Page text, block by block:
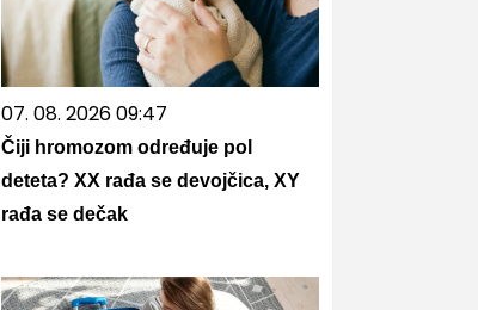
07. 08. 2026 09:47
Čiji hromozom određuje pol
deteta? XX rađa se devojčica, XY
rađa se dečak